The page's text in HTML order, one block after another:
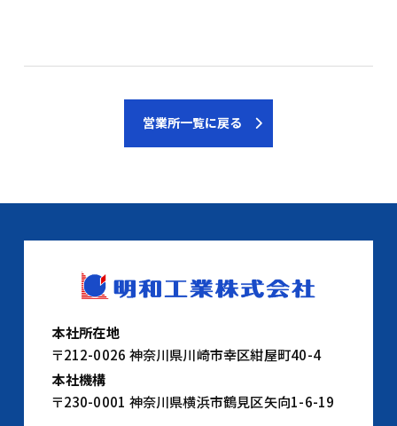
営業所一覧に戻る
本社所在地
〒212-0026 神奈川県川崎市幸区紺屋町40-4
本社機構
〒230-0001 神奈川県横浜市鶴見区矢向1-6-19